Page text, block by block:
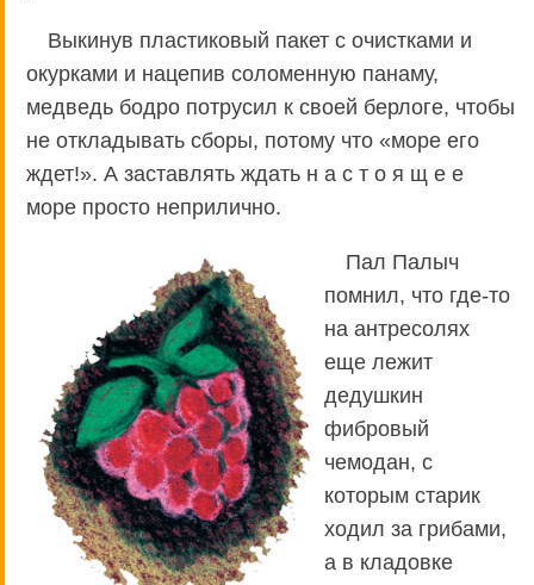
Выкинув пластиковый пакет с очистками и
окурками и нацепив соломенную панаму,
медведь бодро потрусил к своей берлоге, чтобы
не откладывать сборы, потому что «море его
ждет!». А заставлять ждать н а с т о я щ е е
море просто неприлично.
Пал Палыч
помнил, что где-то
на антресолях
еще лежит
дедушкин
фибровый
чемодан, с
которым старик
ходил за грибами,
а в кладовке